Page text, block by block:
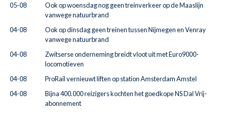
05-08
Ook op woensdag nog geen treinverkeer op de Maaslijn
vanwege natuurbrand
04-08
Ook op dinsdag geen treinen tussen Nijmegen en Venray
vanwege natuurbrand
04-08
Zwitserse onderneming breidt vloot uit met Euro9000-
locomotieven
04-08
ProRail vernieuwt liften op station Amsterdam Amstel
04-08
Bijna 400.000 reizigers kochten het goedkope NS Dal Vrij-
abonnement